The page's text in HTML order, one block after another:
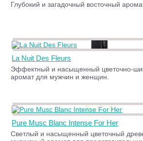
Глубокий и загадочный восточный
La Nuit Des Fleurs
Эффектный и насыщенный цветочно-
аромат для мужчин и женщин.
Pure Musc Blanc Intense For Her
Светлый и насыщенный цветочный